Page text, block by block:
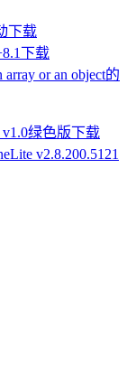
下载
下载
array or an object的
绿色版下载
v2.8.200.5121